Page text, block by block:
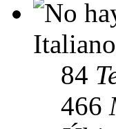
84
466